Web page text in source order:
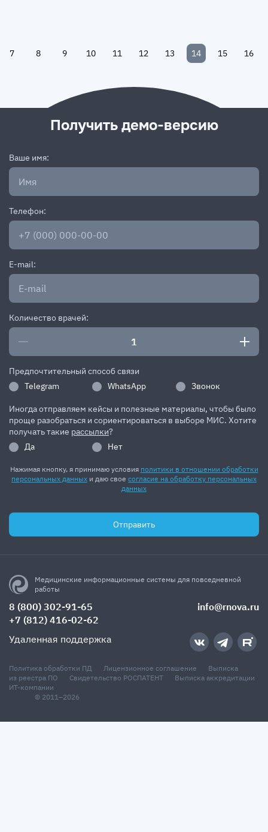
7 8 9 10 11 12 13 14 15 16
Получить демо-версию
Ваше имя:
Телефон:
E-mail:
Количество врачей:
Предпочтительный способ связи
Telegram
WhatsApp Звонок
Иногда отправляем кейсы и полезные материалы, чтобы было
проще разобраться и сориентироваться в выборе МИС. Хотите
получать такие рассылки?
Да
Нет
Нажимая кнопку, я принимаю условия политики в отношении обработки
персональных данных и даю свое согласие на обработку персональных
данных
Отправить
Медицинские информационные системы для повседневной
работы
8 (800) 302-91-65
+7 (812) 416-02-62
info@rnova.ru
Удаленная поддержка
© 2011–2026
Политика обработки ПД Лицензионное соглашение
Выписка
из реестра ПО
Свидетельство РОСПАТЕНТ
Выписка аккредитации
ИТ-компании